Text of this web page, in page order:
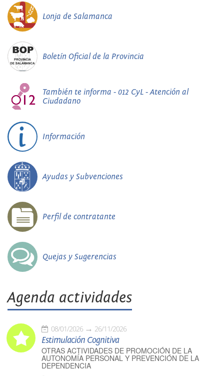
Lonja de Salamanca
Boletín Oficial de la Provincia
También te informa - 012 CyL - Atención al
Ciudadano
Información
Ayudas y Subvenciones
Perfil de contratante
Quejas y Sugerencias
Agenda actividades
08/01/2026 26/11/2026
Estimulación Cognitiva
OTRAS ACTIVIDADES DE PROMOCIÓN DE LA
AUTONOMÍA PERSONAL Y PREVENCIÓN DE LA
DEPENDENCIA